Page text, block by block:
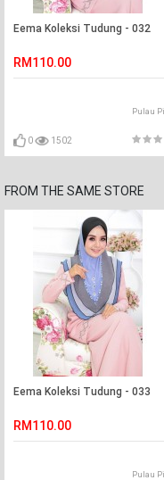
Eema Koleksi Tudung - 032
RM110.00
Pulau
0 1502
FROM THE SAME STORE
Eema Koleksi Tudung - 033
RM110.00
Pulau